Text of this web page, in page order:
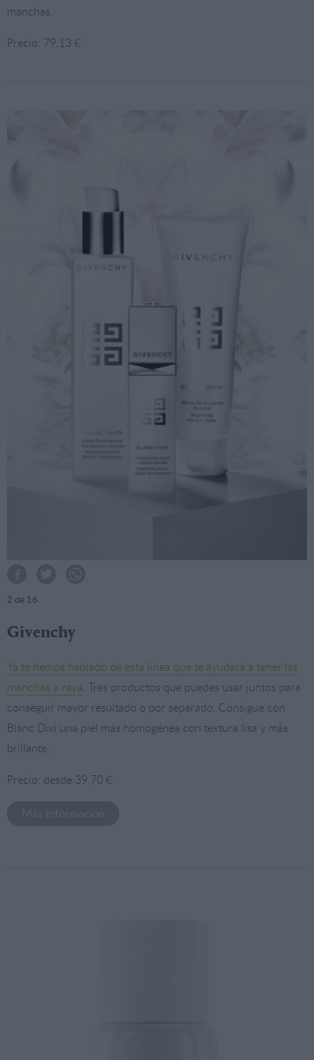
manchas.
Precio: 79,13 €
2 de 16
Givenchy
Ya te hemos hablado de esta línea que te ayudará a tener las
manchas a raya. Tres productos que puedes usar juntos para
conseguir mayor resultado o por separado. Consigue con
Blanc Divi una piel más homogénea con textura lisa y más
brillante.
Precio: desde 39,70 €